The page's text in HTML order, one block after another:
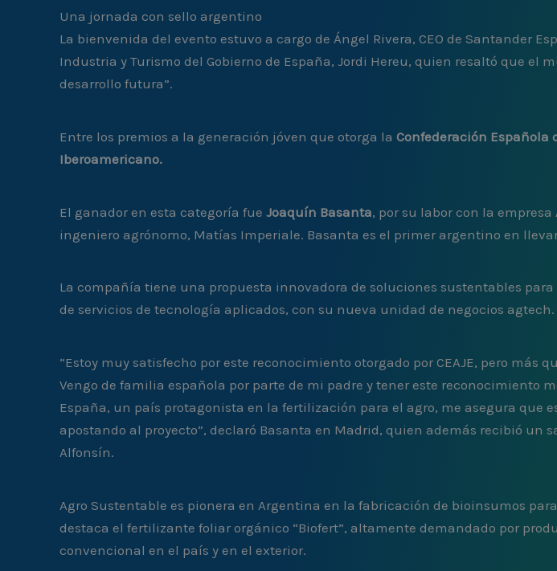
Una jornada con sello argentino
La bienvenida del evento estuvo a cargo de Ángel Rivera, CEO de Santander
Industria y Turismo del Gobierno de España, Jordi Hereu, quien resaltó que el
desarrollo futura”.
Entre los premios a la generación jóven que otorga la Confederación Española
Iberoamericano.
El ganador en esta categoría fue Joaquín Basanta, por su labor con la empresa
ingeniero agrónomo, Matías Imperiale. Basanta es el primer argentino en
La compañía tiene una propuesta innovadora de soluciones sustentables
de servicios de tecnología aplicados, con su nueva unidad de negocios agtech.
“Estoy muy satisfecho por este reconocimiento otorgado por CEAJE, pero
Vengo de familia española por parte de mi padre y tener este reconocimiento
España, un país protagonista en la fertilización para el agro, me asegura que
apostando al proyecto”, declaró Basanta en Madrid, quien además recibió un
Alfonsín.
Agro Sustentable es pionera en Argentina en la fabricación de bioinsumos
destaca el fertilizante foliar orgánico “Biofert”, altamente demandado por
convencional en el país y en el exterior.